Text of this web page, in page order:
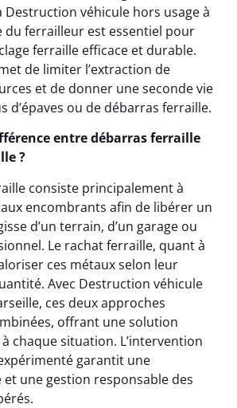
Destruction véhicule hors usage à
du ferrailleur est essentiel pour
ferraille efficace et durable.
de limiter l’extraction de
et de donner une seconde vie
d’épaves ou de débarras ferraille.
entre débarras ferraille
?
consiste principalement à
encombrants afin de libérer un
d’un terrain, d’un garage ou
Le rachat ferraille, quant à
ces métaux selon leur
Avec Destruction véhicule
ces deux approches
offrant une solution
chaque situation. L’intervention
garantit une
une gestion responsable des